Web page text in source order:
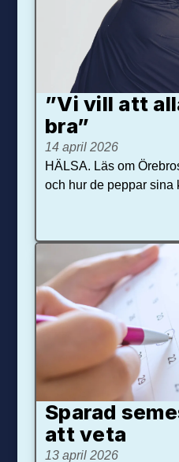
”Vi vill att
bra”
14 april 2026
HÄLSA. Läs om
och hur de peppar sina
Sparad
att veta
13 april 2026